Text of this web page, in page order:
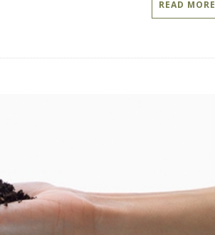
READ MORE